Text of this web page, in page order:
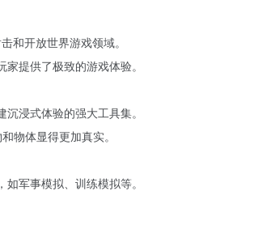
和开放世界游戏领域。
提供了极致的游戏体验。
浸式体验的强大工具集。
物体显得更加真实。
军事模拟、训练模拟等。